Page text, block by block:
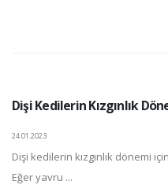
Dişi Kedilerin Kızgınlık
24.01.2023
Dişi kedilerin kızgınlık dönemi
Eğer yavru ...